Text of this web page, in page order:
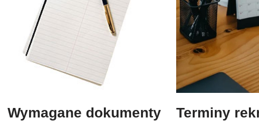
Wymagane dokumenty
Terminy